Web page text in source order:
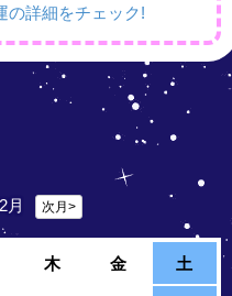
の詳細をチェック!
月 次月>
木 金 土